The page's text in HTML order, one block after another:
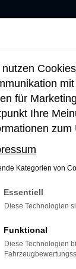
dir helfen
und
zum
nutzen
für
Ihre
Kategorien von
Essentiell
Diese Technologien
Funktional
Diese Technologien